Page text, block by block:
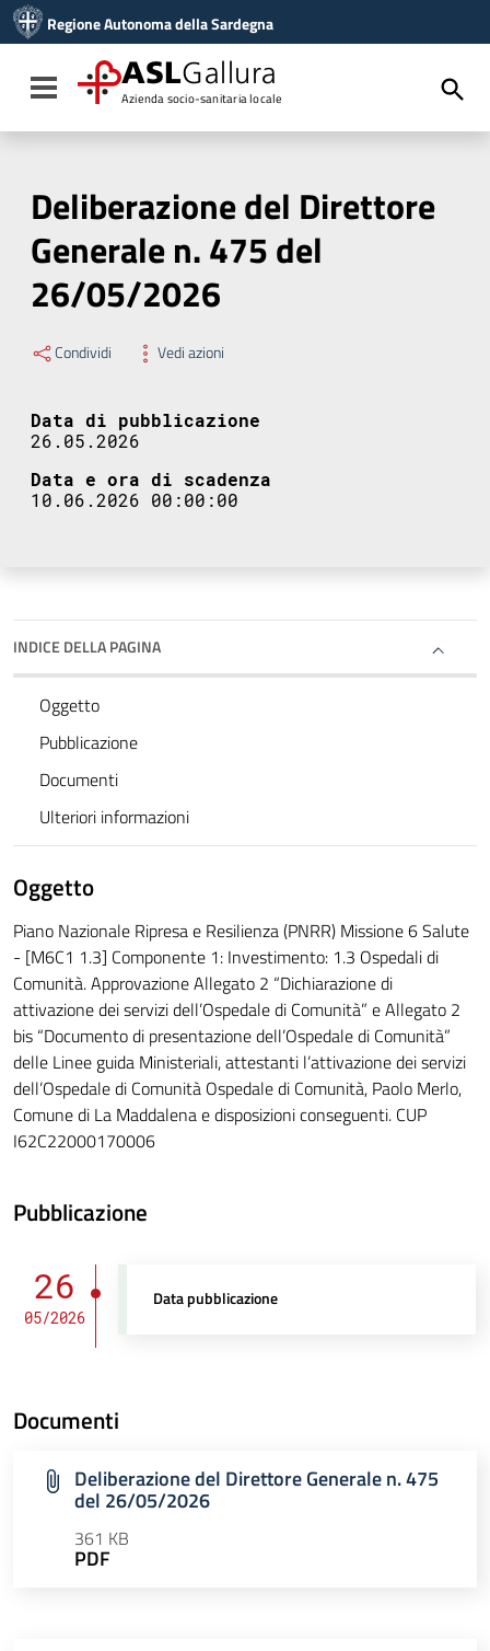
Vai al menu di navigazione
Vai al footer
Regione Autonoma della Sardegna
Toggle navigation
ASLGallura
Azienda socio-sanitaria locale
Deliberazione del Direttore
Generale n. 475 del
26/05/2026
Condividi Vedi azioni
Data di pubblicazione
26.05.2026
Data e ora di scadenza
10.06.2026 00:00:00
INDICE DELLA PAGINA
Oggetto
Pubblicazione
Documenti
Ulteriori informazioni
Oggetto
Piano Nazionale Ripresa e Resilienza (PNRR) Missione 6 Salute
- [M6C1 1.3] Componente 1: Investimento: 1.3 Ospedali di
Comunità. Approvazione Allegato 2 “Dichiarazione di
attivazione dei servizi dell’Ospedale di Comunità” e Allegato 2
bis “Documento di presentazione dell’Ospedale di Comunità”
delle Linee guida Ministeriali, attestanti l’attivazione dei servizi
dell’Ospedale di Comunità Ospedale di Comunità, Paolo Merlo,
Comune di La Maddalena e disposizioni conseguenti. CUP
I62C22000170006
Pubblicazione
26
05/2026
Data pubblicazione
Documenti
Deliberazione del Direttore Generale n. 475
del 26/05/2026
361 KB
PDF